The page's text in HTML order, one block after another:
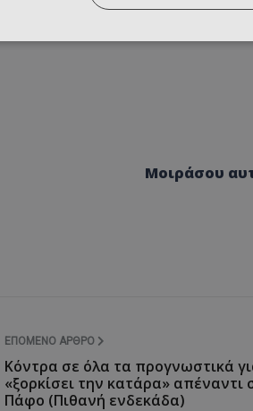
Μοιράσου
ΕΠΌΜΕΝΟ ΆΡΘΡΟ
Κόντρα σε όλα τα προγνωστικά
«ξορκίσει την κατάρα» απέναντι
Πάφο (Πιθανή ενδεκάδα)